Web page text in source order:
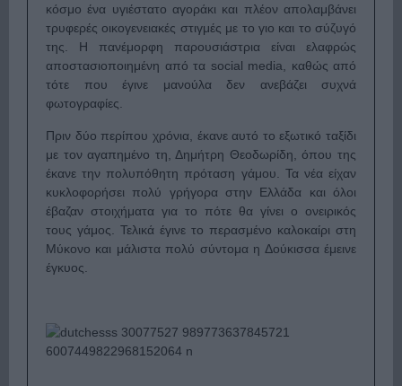
κόσμο ένα υγιέστατο αγοράκι και πλέον απολαμβάνει
τρυφερές οικογενειακές στιγμές με το γιο και το σύζυγό
της. Η πανέμορφη παρουσιάστρια είναι ελαφρώς
αποστασιοποιημένη από τα social media, καθώς από
τότε που έγινε μανούλα δεν ανεβάζει συχνά
φωτογραφίες.
Πριν δύο περίπου χρόνια, έκανε αυτό το εξωτικό ταξίδι
με τον αγαπημένο τη, Δημήτρη Θεοδωρίδη, όπου της
έκανε την πολυπόθητη πρόταση γάμου. Τα νέα είχαν
κυκλοφορήσει πολύ γρήγορα στην Ελλάδα και όλοι
έβαζαν στοιχήματα για το πότε θα γίνει ο ονειρικός
τους γάμος. Τελικά έγινε το περασμένο καλοκαίρι στη
Μύκονο και μάλιστα πολύ σύντομα η Δούκισσα έμεινε
έγκυος.